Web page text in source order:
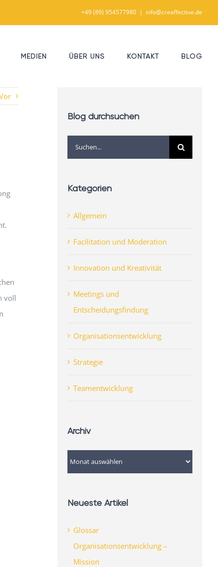
+49 (89) 954577980 | info@creaffective.de
MEDIEN ÜBER UNS KONTAKT BLOG
voll
Blog durchsuchen
Suche
nach:
Kategorien
Allgemein
Facilitation und Moderation
Innovation und Kreativität
Meetings und
Entscheidungsfindung
Organisationsentwicklung
Strategie
Teamentwicklung
Archiv
Archiv
Neueste Artikel
Glossar
Organisationsentwicklung –
Mission